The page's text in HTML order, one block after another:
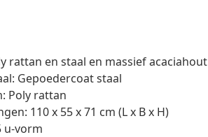
rattan en staal en massief acaciahout
Gepoedercoat staal
Poly rattan
110 x 55 x 71 cm (L x B x H)
u-vorm